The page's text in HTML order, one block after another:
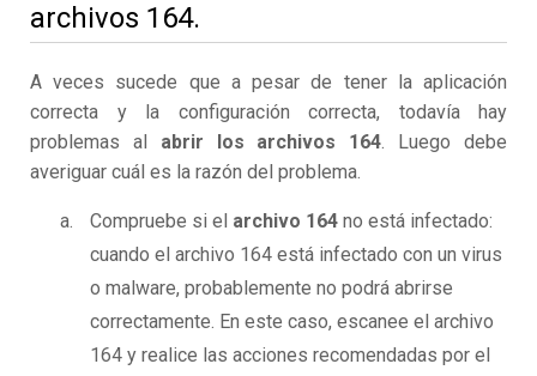
archivos 164.
A veces sucede que a pesar de tener la aplicación
correcta y la configuración correcta, todavía hay
problemas al abrir los archivos 164. Luego debe
averiguar cuál es la razón del problema.
Compruebe si el archivo 164 no está infectado:
cuando el archivo 164 está infectado con un virus
o malware, probablemente no podrá abrirse
correctamente. En este caso, escanee el archivo
164 y realice las acciones recomendadas por el